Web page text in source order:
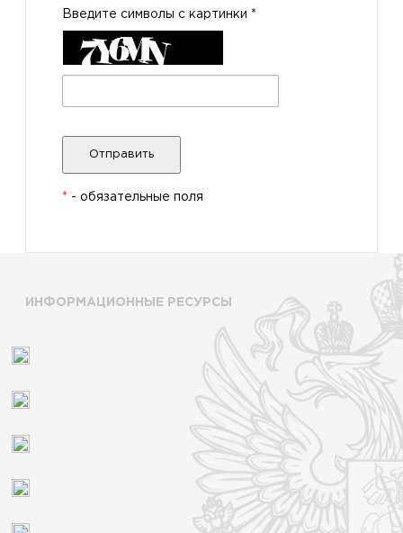
Введите символы с картинки *
* - обязательные поля
ИНФОРМАЦИОННЫЕ РЕСУРСЫ